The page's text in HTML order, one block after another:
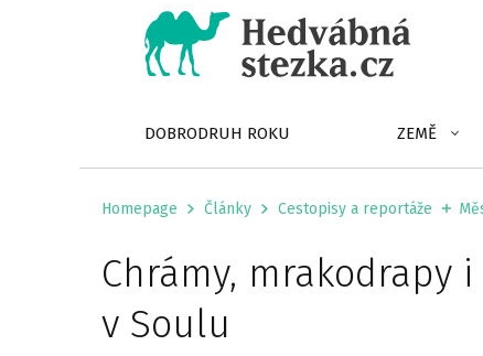
DOBRODRUH ROKU ZEMĚ
Homepage Články Cestopisy a reportáže
Chrámy, mrakodrapy
v Soulu